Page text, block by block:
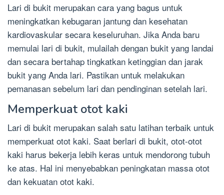
Lari di bukit merupakan cara yang bagus untuk
meningkatkan kebugaran jantung dan kesehatan
kardiovaskular secara keseluruhan. Jika Anda baru
memulai lari di bukit, mulailah dengan bukit yang landai
dan secara bertahap tingkatkan ketinggian dan jarak
bukit yang Anda lari. Pastikan untuk melakukan
pemanasan sebelum lari dan pendinginan setelah lari.
Memperkuat otot kaki
Lari di bukit merupakan salah satu latihan terbaik untuk
memperkuat otot kaki. Saat berlari di bukit, otot-otot
kaki harus bekerja lebih keras untuk mendorong tubuh
ke atas. Hal ini menyebabkan peningkatan massa otot
dan kekuatan otot kaki.